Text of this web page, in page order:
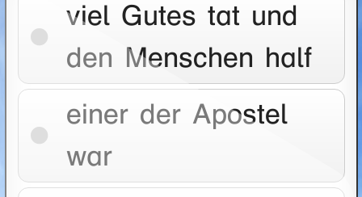
viel Gutes tat und
den Menschen half
einer der Apostel
war